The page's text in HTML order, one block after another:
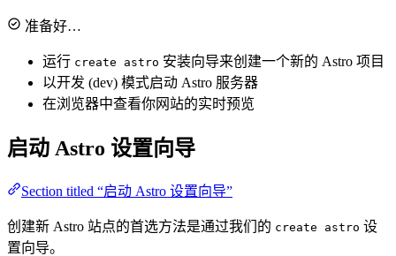
准备好…
运行 create astro 安装向导来创建一个新的 Astro 项目
以开发 (dev) 模式启动 Astro 服务器
在浏览器中查看你网站的实时预览
启动 Astro 设置向导
Section titled “启动 Astro 设置向导”
创建新 Astro 站点的首选方法是通过我们的 create astro 设
置向导。